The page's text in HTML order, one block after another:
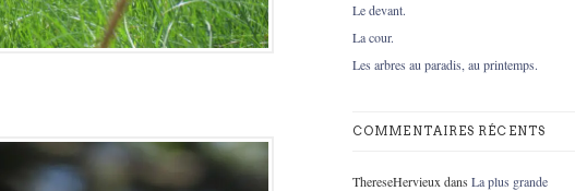
Le devant.
La cour.
Les arbres au paradis, au printemps.
COMMENTAIRES RÉCENTS
ThereseHervieux dans La plus grande